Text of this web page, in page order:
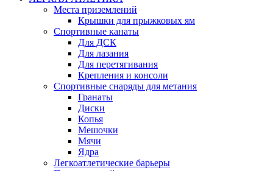
Места приземлений
Крышки для прыжковых ям
Спортивные канаты
Для ДСК
Для лазания
Для перетягивания
Крепления и консоли
Спортивные снаряды для метания
Гранаты
Диски
Копья
Мешочки
Мячи
Ядра
Легкоатлетические барьеры